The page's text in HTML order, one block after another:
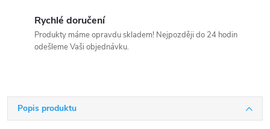
Rychlé doručení
Produkty máme opravdu skladem! Nejpozději do 24 hodin
odešleme Vaši objednávku.
Popis produktu